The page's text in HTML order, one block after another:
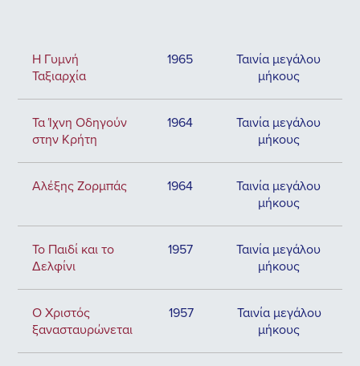
Η Γυμνή
Ταξιαρχία
1965
Ταινία μεγάλου
μήκους
Τα Ίχνη Οδηγούν
στην Κρήτη
1964
Ταινία μεγάλου
μήκους
Αλέξης Ζορμπάς 1964
Ταινία μεγάλου
μήκους
Το Παιδί και το
Δελφίνι
1957
Ταινία μεγάλου
μήκους
Ο Χριστός
ξανασταυρώνεται
1957
Ταινία μεγάλου
μήκους